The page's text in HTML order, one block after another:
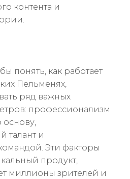
контента и
понять, как работает
Пельменях,
ряд важных
профессионализм
основу,
талант и
Эти факторы
продукт,
миллионы зрителей и